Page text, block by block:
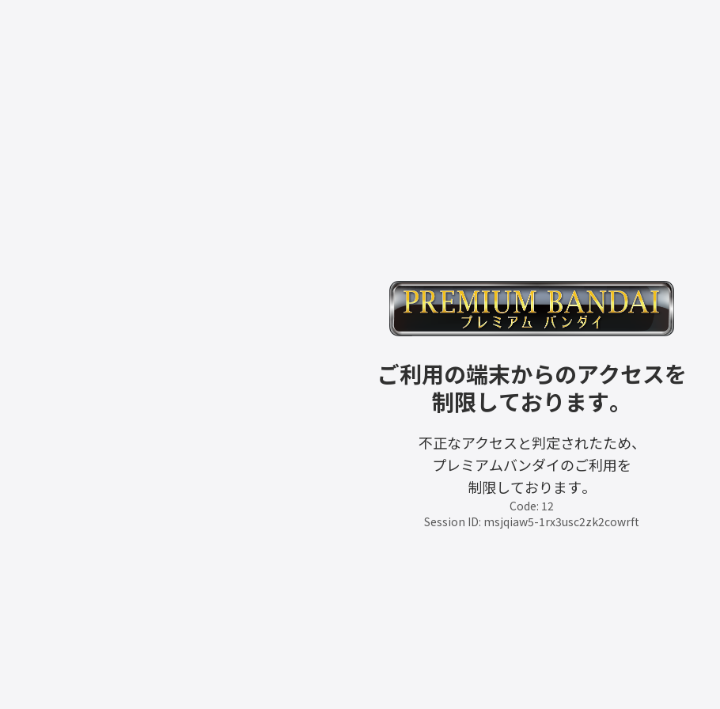
ご利用の端末からのアクセスを
制限しております。
不正なアクセスと判定されたため、
プレミアムバンダイのご利用を
制限しております。
Code: 12
Session ID: msjqiaw5-1rx3usc2zk2cowrft